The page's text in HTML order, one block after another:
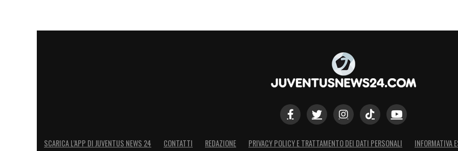
SCARICA L’APP DI JUVENTUS NEWS 24 CONTATTI REDAZIONE PRIVACY POLICY E TRATTAMENTO DEI DATI PERSONALI INFORMATIVA